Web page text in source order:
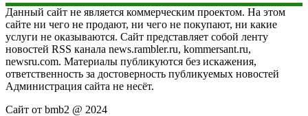
Данный сайт не является коммерческим проектом. На этом
сайте ни чего не продают, ни чего не покупают, ни какие
услуги не оказываются. Сайт представляет собой ленту
новостей RSS канала news.rambler.ru, kommersant.ru,
newsru.com. Материалы публикуются без искажения,
ответственность за достоверность публикуемых новостей
Администрация сайта не несёт.
Сайт от bmb2 @ 2024